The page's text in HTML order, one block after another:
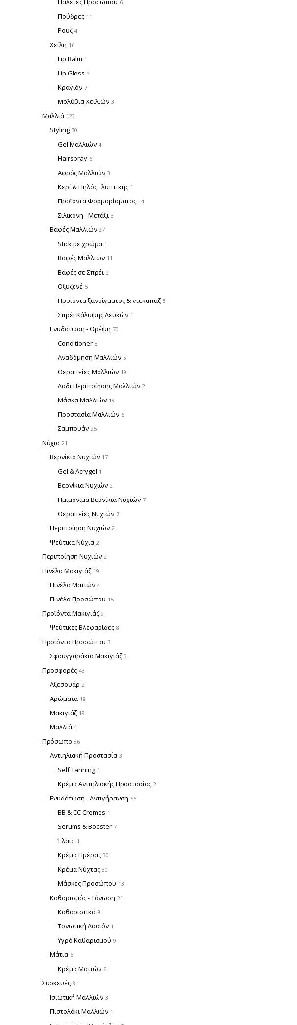
Παλέτες Προσώπου 6
Πούδρες 11
Ρουζ 4
Χείλη 16
Lip Balm 1
Lip Gloss 9
Κραγιόν 7
Μολύβια Χειλιών 3
Μαλλιά 122
Styling 30
Gel Μαλλιών 4
Hairspray 6
Αφρός Μαλλιών 3
Κερί & Πηλός Γλυπτικής 1
Προϊόντα Φορμαρίσματος 14
Σιλικόνη - Μετάξι 3
Βαφές Μαλλιών 27
Stick με χρώμα 1
Βαφές Μαλλιών 11
Βαφές σε Σπρέι 2
Οξυζενέ 5
Προϊόντα ξανοίγματος & ντεκαπάζ 8
Σπρέι Κάλυψης Λευκών 1
Ενυδάτωση - Θρέψη 70
Conditioner 8
Αναδόμηση Μαλλιών 5
Θεραπείες Μαλλιών 19
Λάδι Περιποίησης Μαλλιών 2
Μάσκα Μαλλιών 19
Προστασία Μαλλιών 6
Σαμπουάν 25
Νύχια 21
Βερνίκια Νυχιών 17
Gel & Acrygel 1
Βερνίκια Νυχιών 2
Ημιμόνιμα Βερνίκια Νυχιών 7
Θεραπείες Νυχιών 7
Περιποίηση Νυχιών 2
Ψεύτικα Νύχια 2
Περιποίηση Νυχιών 2
Πινέλα Μακιγιάζ 19
Πινέλα Ματιών 4
Πινέλα Προσώπου 15
Προϊόντα Μακιγιάζ 9
Ψεύτικες Βλεφαρίδες 8
Προϊόντα Προσώπου 3
Σφουγγαράκια Μακιγιάζ 3
Προσφορές 43
Αξεσουάρ 2
Αρώματα 18
Μακιγιάζ 19
Μαλλιά 4
Πρόσωπο 86
Αντιηλιακή Προστασία 3
Self Tanning 1
Κρέμα Αντιηλιακής Προστασίας 2
Ενυδάτωση - Αντιγήρανση 56
BB & CC Cremes 1
Serums & Booster 7
Έλαια 1
Κρέμα Ημέρας 30
Κρέμα Νύχτας 30
Μάσκες Προσώπου 13
Καθαρισμός - Τόνωση 21
Καθαριστικά 9
Τονωτική Λοσιόν 1
Υγρό Καθαρισμού 9
Μάτια 6
Κρέμα Ματιών 6
Συσκευές 8
Ισιωτική Μαλλιών 3
Πιστολάκι Μαλλιών 1